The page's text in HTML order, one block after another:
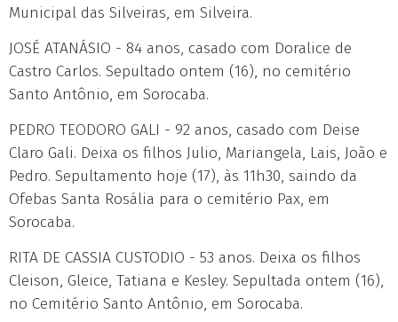
Municipal das Silveiras, em Silveira.
JOSÉ ATANÁSIO - 84 anos, casado com Doralice de
Castro Carlos. Sepultado ontem (16), no cemitério
Santo Antônio, em Sorocaba.
PEDRO TEODORO GALI - 92 anos, casado com Deise
Claro Gali. Deixa os filhos Julio, Mariangela, Lais, João e
Pedro. Sepultamento hoje (17), às 11h30, saindo da
Ofebas Santa Rosália para o cemitério Pax, em
Sorocaba.
RITA DE CASSIA CUSTODIO - 53 anos. Deixa os filhos
Cleison, Gleice, Tatiana e Kesley. Sepultada ontem (16),
no Cemitério Santo Antônio, em Sorocaba.